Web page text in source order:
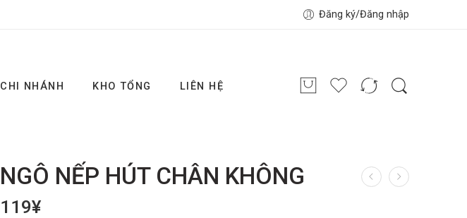
Đăng ký/Đăng nhập
CHI NHÁNH KHO TỔNG LIÊN HỆ
NGÔ NẾP HÚT CHÂN KHÔNG
119¥